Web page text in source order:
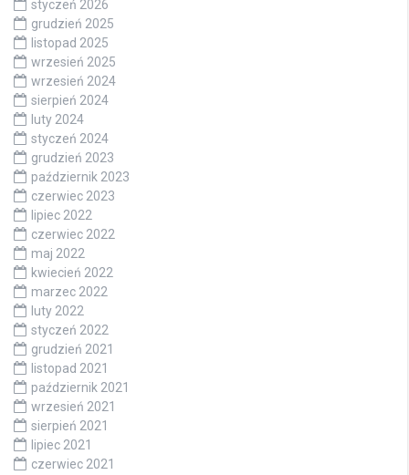
styczeń 2026
grudzień 2025
listopad 2025
wrzesień 2025
wrzesień 2024
sierpień 2024
luty 2024
styczeń 2024
grudzień 2023
październik 2023
czerwiec 2023
lipiec 2022
czerwiec 2022
maj 2022
kwiecień 2022
marzec 2022
luty 2022
styczeń 2022
grudzień 2021
listopad 2021
październik 2021
wrzesień 2021
sierpień 2021
lipiec 2021
czerwiec 2021